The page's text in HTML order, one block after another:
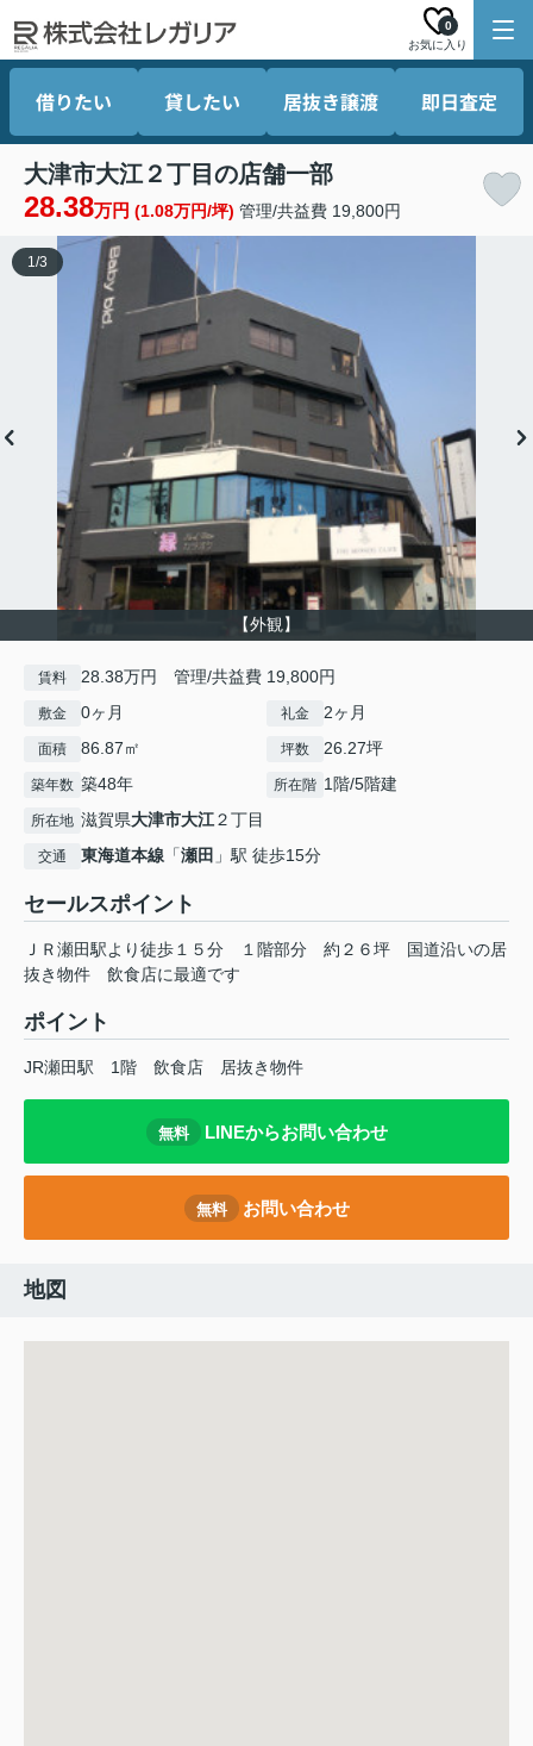
お気に入り
0
借りたい 貸したい 居抜き譲渡 即日査定
大津市大江２丁目の店舗一部
28.38万円 (1.08万円/坪) 管理/共益費 19,800円
【外観】
1 /3
賃料 28.38万円 管理/共益費 19,800円
敷金 0ヶ月 礼金 2ヶ月
面積 86.87㎡ 坪数 26.27坪
築年数 築48年 所在階 1階/5階建
所在地 滋賀県大津市大江２丁目
交通 東海道本線 「瀬田 」駅 徒歩15分
セールスポイント
ＪＲ瀬田駅より徒歩１５分 １階部分 約２６坪 国道沿いの居
抜き物件 飲食店に最適です
ポイント
JR瀬田駅 1階 飲食店 居抜き物件
無料 LINEからお問い合わせ
無料 お問い合わせ
地図